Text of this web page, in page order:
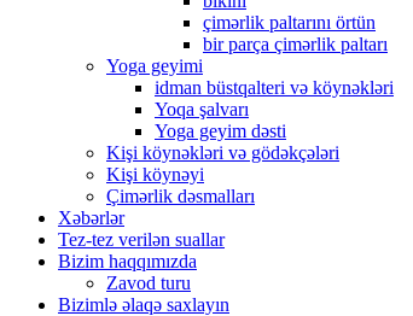
çimərlik paltarını örtün
bir parça çimərlik paltarı
Yoga geyimi
idman büstqalteri və köynəkləri
Yoqa şalvarı
Yoga geyim dəsti
Kişi köynəkləri və gödəkçələri
Kişi köynəyi
Çimərlik dəsmalları
Xəbərlər
Tez-tez verilən suallar
Bizim haqqımızda
Zavod turu
Bizimlə əlaqə saxlayın